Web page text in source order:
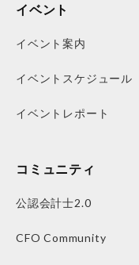
イベント
イベント案内
イベントスケジュール
イベントレポート
コミュニティ
公認会計士2.0
CFO Community